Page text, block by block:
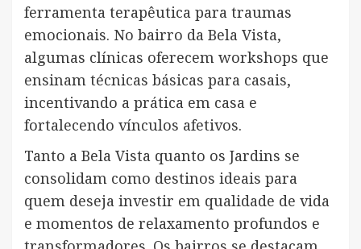
ferramenta terapêutica para traumas
emocionais. No bairro da Bela Vista,
algumas clínicas oferecem workshops que
ensinam técnicas básicas para casais,
incentivando a prática em casa e
fortalecendo vínculos afetivos.
Tanto a Bela Vista quanto os Jardins se
consolidam como destinos ideais para
quem deseja investir em qualidade de vida
e momentos de relaxamento profundos e